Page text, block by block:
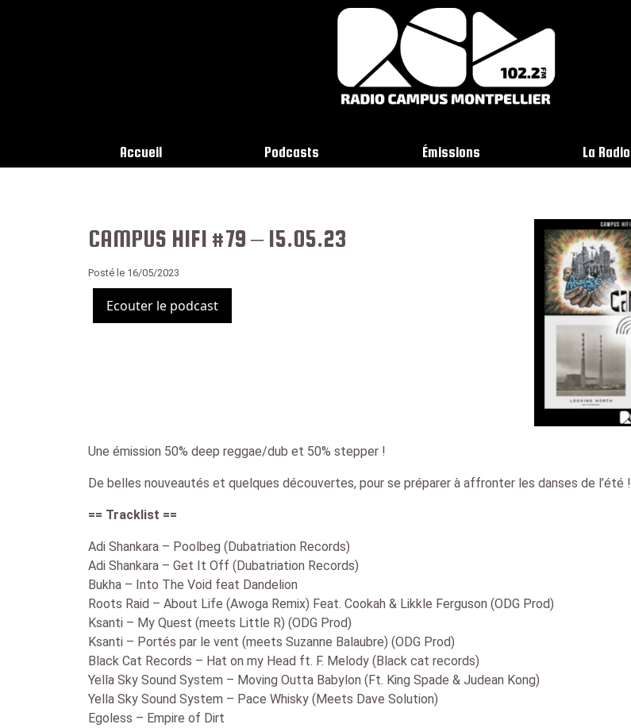
Accueil Podcasts Émissions La Radio
CAMPUS HIFI #79 – 15.05.23
Posté le 16/05/2023
Ecouter le podcast
Une émission 50% deep reggae/dub et 50% stepper !
De belles nouveautés et quelques découvertes, pour se préparer à affronter les danses de l’été !
== Tracklist ==
Adi Shankara – Poolbeg (Dubatriation Records)
Adi Shankara – Get It Off (Dubatriation Records)
Bukha – Into The Void feat Dandelion
Roots Raid – About Life (Awoga Remix) Feat. Cookah & Likkle Ferguson (ODG Prod)
Ksanti – My Quest (meets Little R) (ODG Prod)
Ksanti – Portés par le vent (meets Suzanne Balaubre) (ODG Prod)
Black Cat Records – Hat on my Head ft. F. Melody (Black cat records)
Yella Sky Sound System – Moving Outta Babylon (Ft. King Spade & Judean Kong)
Yella Sky Sound System – Pace Whisky (Meets Dave Solution)
Egoless – Empire of Dirt